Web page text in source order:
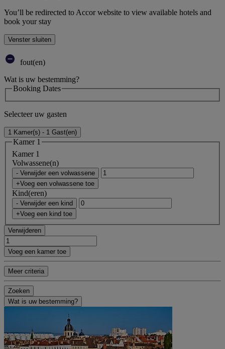
You’ll be redirected to Accor website to view available hotels and
book your stay
Venster sluiten
fout(en)
Wat is uw bestemming?
Booking Dates
Selecteer uw gasten
1 Kamer(s) - 1 Gast(en)
Kamer 1
Kamer 1
Volwassene(n)
- Verwijder een volwassene
+Voeg een volwassene toe
Kind(eren)
- Verwijder een kind
+Voeg een kind toe
Verwijderen
Voeg een kamer toe
Meer criteria
Zoeken
Wat is uw bestemming?